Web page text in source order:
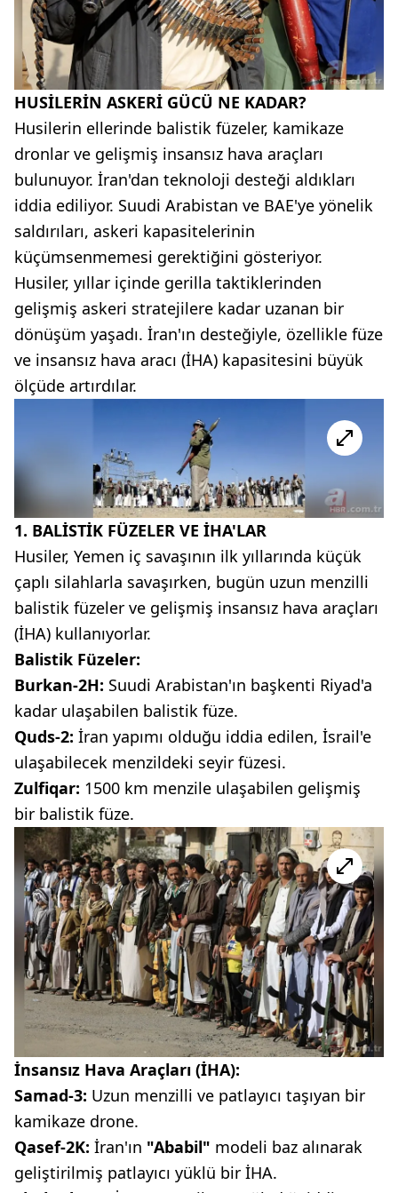
HUSİLERİN ASKERİ GÜCÜ NE KADAR?
Husilerin ellerinde balistik füzeler, kamikaze
dronlar ve gelişmiş insansız hava araçları
bulunuyor. İran'dan teknoloji desteği aldıkları
iddia ediliyor. Suudi Arabistan ve BAE'ye yönelik
saldırıları, askeri kapasitelerinin
küçümsenmemesi gerektiğini gösteriyor.
Husiler, yıllar içinde gerilla taktiklerinden
gelişmiş askeri stratejilere kadar uzanan bir
dönüşüm yaşadı. İran'ın desteğiyle, özellikle füze
ve insansız hava aracı (İHA) kapasitesini büyük
ölçüde artırdılar.
1. BALİSTİK FÜZELER VE İHA'LAR
Husiler, Yemen iç savaşının ilk yıllarında küçük
çaplı silahlarla savaşırken, bugün uzun menzilli
balistik füzeler ve gelişmiş insansız hava araçları
(İHA) kullanıyorlar.
Balistik Füzeler:
Burkan-2H: Suudi Arabistan'ın başkenti Riyad'a
kadar ulaşabilen balistik füze.
Quds-2: İran yapımı olduğu iddia edilen, İsrail'e
ulaşabilecek menzildeki seyir füzesi.
Zulfiqar: 1500 km menzile ulaşabilen gelişmiş
bir balistik füze.
İnsansız Hava Araçları (İHA):
Samad-3: Uzun menzilli ve patlayıcı taşıyan bir
kamikaze drone.
Qasef-2K: İran'ın "Ababil" modeli baz alınarak
geliştirilmiş patlayıcı yüklü bir İHA.